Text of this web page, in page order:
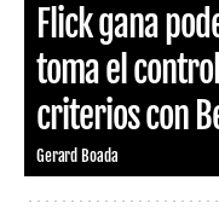
Flick gana
toma el
criterios con
Gerard Boada